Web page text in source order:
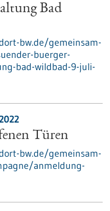
Bad
bw.de/gemeinsam-
buerger-
bad-wildbad-9-juli-
Türen
bw.de/gemeinsam-
anmeldung-